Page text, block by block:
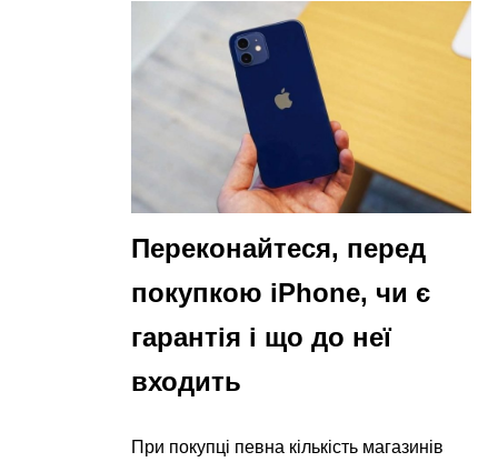
Переконайтеся, перед
покупкою iPhone, чи є
гарантія і що до неї
входить
При покупці певна кількість магазинів